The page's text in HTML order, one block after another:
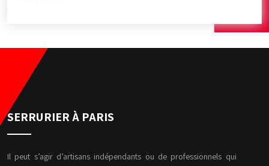
SERRURIER À PARIS
Il peut s’agir d’artisans indépendants ou de professionnels qui